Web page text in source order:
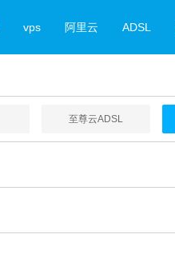
vps 阿里云 ADSL
至尊云ADSL